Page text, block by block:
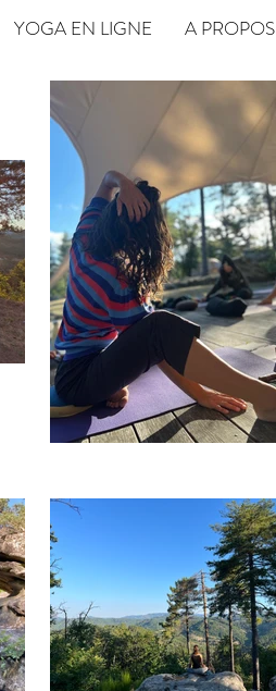
YOGA EN LIGNE A PROPOS